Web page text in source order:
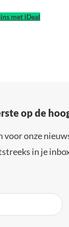
met iDeal
op de
voor onze
in je